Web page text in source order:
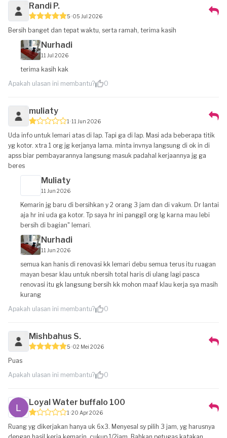
Randi P.
5 05 Jul 2026
Bersih banget dan tepat waktu, serta ramah, terima kasih
Nurhadi
11 Jul 2026
terima kasih kak
Apakah ulasan ini membantu?
0
muliaty
1 11 Jun 2026
Uda info untuk lemari atas di lap. Tapi ga di lap. Masi ada beberapa titik
yg kotor. xtra 1 org jg kerjanya lama. minta invnya langsung di ok in di
apss biar pembayarannya langsung masuk padahal kerjaannya jg ga
beres
Muliaty
11 Jun 2026
Kemarin jg baru di bersihkan y 2 orang 3 jam dan di vakum. Dr lantai
aja hr ini uda ga kotor. Tp saya hr ini panggil org lg karna mau lebi
bersih di bagian" lemari.
Nurhadi
11 Jun 2026
semua kan hanis di renovasi kk lemari debu semua terus itu ruagan
mayan besar klau untuk nbersih total haris di ulang lagi pasca
renovasi itu gk langsung bersih kk mohon maaf klau kerja sya masih
kurang
Apakah ulasan ini membantu?
0
Mishbahus S.
5 02 Mei 2026
Puas
Apakah ulasan ini membantu?
0
Loyal Water buffalo 100
1 20 Apr 2026
Ruang yg dikerjakan hanya uk 6x3. Menyesal sy pilih 3 jam, yg harusnya